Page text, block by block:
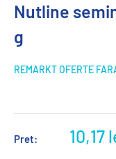
Nutline
g
REMARKT OFERTE
Pret: 10,17